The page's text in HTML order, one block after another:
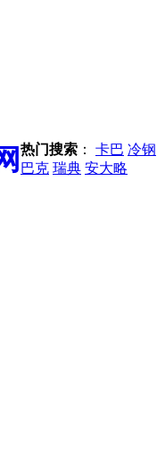
热门搜索 ： 卡巴 冷钢
巴克 瑞典 安大略